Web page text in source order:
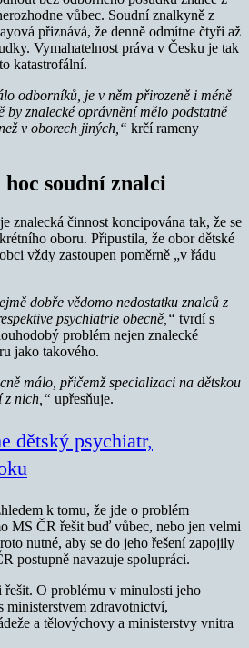
vůbec. Soudní znalkyně z
přiznává, že denně odmítne čtyři až
Vymahatelnost práva v Česku je tak
katastrofální.
odborníků, je v něm přirozeně i méně
by znalecké oprávnění mělo podstatně
v oborech jiných,“ krčí rameny
hoc soudní znalci
znalecká činnost koncipována tak, že se
oboru. Připustila, že obor dětské
vždy zastoupen poměrně „v řádu
dobře vědomo nedostatku znalců z
psychiatrie obecně,“ tvrdí s
problém nejen znalecké
jako takového.
málo, přičemž specializaci na dětskou
z nich,“ upřesňuje.
dětský psychiatr,
k tomu, že jde o problém
MS ČR řešit buď vůbec, nebo jen velmi
nutné, aby se do jeho řešení zapojily
postupně navazuje spolupráci.
řešit. O problému v minulosti jeho
ministerstvem zdravotnictví,
a tělovýchovy a ministerstvy vnitra